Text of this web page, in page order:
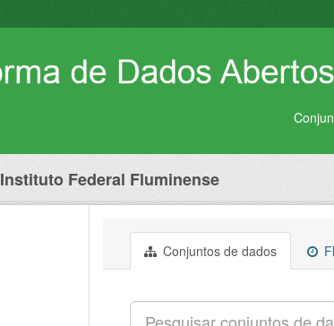
Instituto Federal Fluminense
Conjuntos de dados